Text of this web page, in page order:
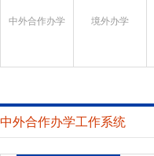
中外合作办学 境外办学
中外合作办学工作系统